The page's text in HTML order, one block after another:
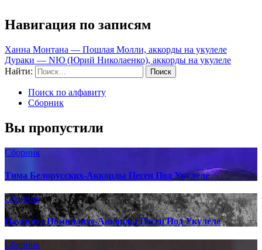
Навигация по записям
Ханна Монтана — Пошлая Молли, аккорды на укулеле
Дураки — NЮ (Юрий Николаенко), аккорды на укулеле
Найти:
Поиск по алфавиту
Сборник
Вы пропустили
Сборник
Тима Белорусских-Аккорды Песен Под Укулеле
Сборник
Наутилус Помпилиус-Аккорды Песен Под Укулеле
Сборник